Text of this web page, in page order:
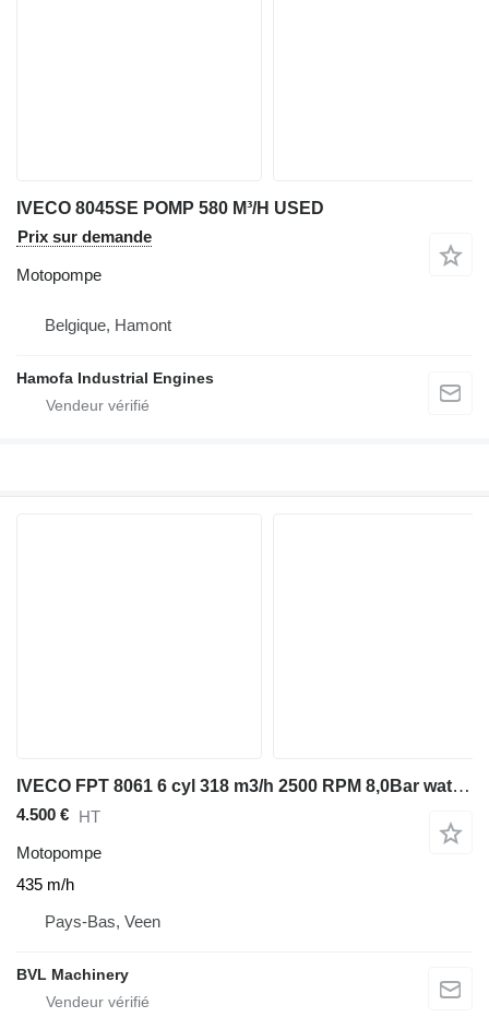
IVECO 8045SE POMP 580 M³/H USED
Prix sur demande
Motopompe
Belgique, Hamont
Hamofa Industrial Engines
IVECO FPT 8061 6 cyl 318 m3/h 2500 RPM 8,0Bar waterpomp
4.500 € HT
Motopompe
435 m/h
Pays-Bas, Veen
BVL Machinery